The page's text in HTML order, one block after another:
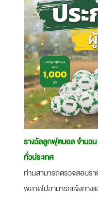
รางวัลลูกฟุตบอล จำนวน
ทั่วประเทศ
ท่านสามารถตรวจสอบร
พลาดไปสามารถแจ้งทาง